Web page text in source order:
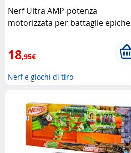
Nerf Ultra AMP potenza
motorizzata per battaglie epiche
18,95€
Nerf e giochi di tiro